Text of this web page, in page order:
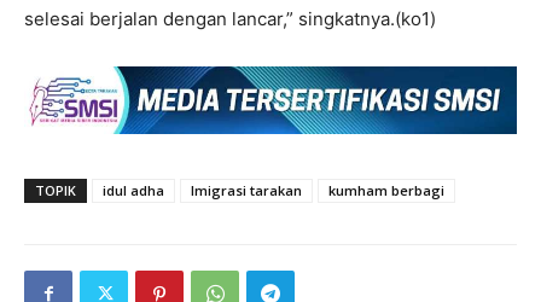
selesai berjalan dengan lancar,” singkatnya.(ko1)
TOPIK idul adha Imigrasi tarakan kumham berbagi